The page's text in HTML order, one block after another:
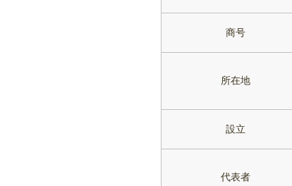
商号
所在地
設立
代表者